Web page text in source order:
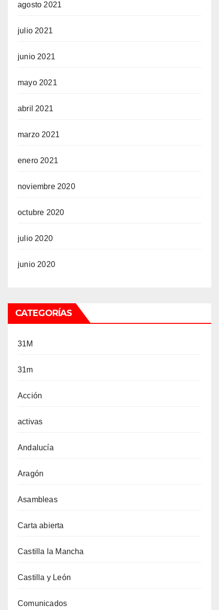
agosto 2021
julio 2021
junio 2021
mayo 2021
abril 2021
marzo 2021
enero 2021
noviembre 2020
octubre 2020
julio 2020
junio 2020
CATEGORÍAS
31M
31m
Acción
activas
Andalucía
Aragón
Asambleas
Carta abierta
Castilla la Mancha
Castilla y León
Comunicados